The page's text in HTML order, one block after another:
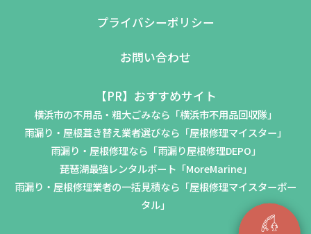
プライバシーポリシー
お問い合わせ
【PR】おすすめサイト
横浜市の不用品・粗大ごみなら「横浜市不用品回収隊」
雨漏り・屋根葺き替え業者選びなら「屋根修理マイスター」
雨漏り・屋根修理なら「雨漏り屋根修理DEPO」
琵琶湖最強レンタルボート「MoreMarine」
雨漏り・屋根修理業者の一括見積なら「屋根修理マイスターポー
タル」